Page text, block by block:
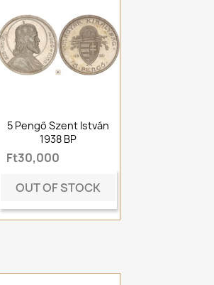
5 Pengő Szent István
1938 BP
Ft30,000
OUT OF STOCK